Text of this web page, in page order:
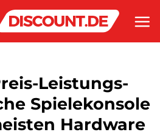
Leistungs-
Spielekonsole
Hardware